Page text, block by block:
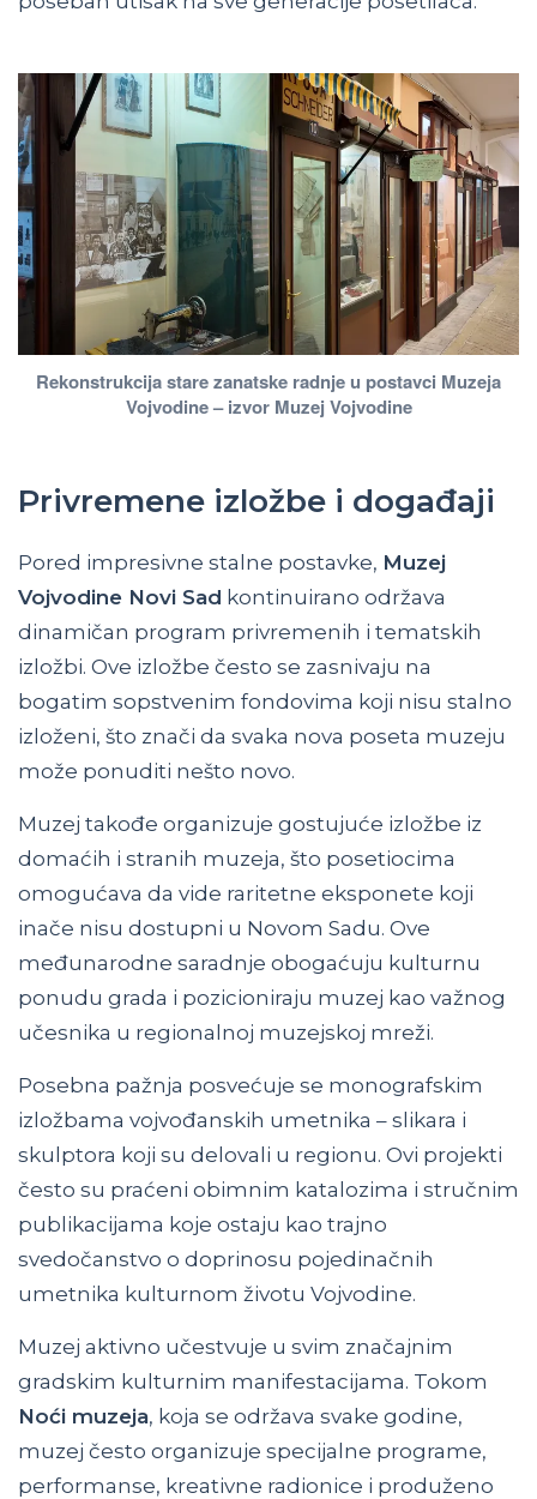
Rekonstrukcija stare zanatske radnje u postavci Muzeja
Vojvodine – izvor Muzej Vojvodine
Privremene izložbe i događaji
Pored impresivne stalne postavke, Muzej
Vojvodine Novi Sad kontinuirano održava
dinamičan program privremenih i tematskih
izložbi. Ove izložbe često se zasnivaju na
bogatim sopstvenim fondovima koji nisu stalno
izloženi, što znači da svaka nova poseta muzeju
može ponuditi nešto novo.
Muzej takođe organizuje gostujuće izložbe iz
domaćih i stranih muzeja, što posetiocima
omogućava da vide raritetne eksponete koji
inače nisu dostupni u Novom Sadu. Ove
međunarodne saradnje obogaćuju kulturnu
ponudu grada i pozicioniraju muzej kao važnog
učesnika u regionalnoj muzejskoj mreži.
Posebna pažnja posvećuje se monografskim
izložbama vojvođanskih umetnika – slikara i
skulptora koji su delovali u regionu. Ovi projekti
često su praćeni obimnim katalozima i stručnim
publikacijama koje ostaju kao trajno
svedočanstvo o doprinosu pojedinačnih
umetnika kulturnom životu Vojvodine.
Muzej aktivno učestvuje u svim značajnim
gradskim kulturnim manifestacijama. Tokom
Noći muzeja, koja se održava svake godine,
muzej često organizuje specijalne programe,
performanse, kreativne radionice i produženo